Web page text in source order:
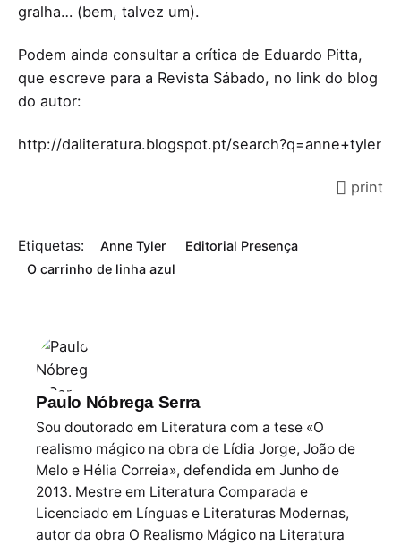
gralha… (bem, talvez um).
Podem ainda consultar a crítica de Eduardo Pitta,
que escreve para a Revista Sábado, no link do blog
do autor:
http://daliteratura.blogspot.pt/search?q=anne+tyler
print
Etiquetas: Anne Tyler
Editorial Presença
O carrinho de linha azul
Paulo Nóbrega Serra
Sou doutorado em Literatura com a tese «O
realismo mágico na obra de Lídia Jorge, João de
Melo e Hélia Correia», defendida em Junho de
2013. Mestre em Literatura Comparada e
Licenciado em Línguas e Literaturas Modernas,
autor da obra O Realismo Mágico na Literatura